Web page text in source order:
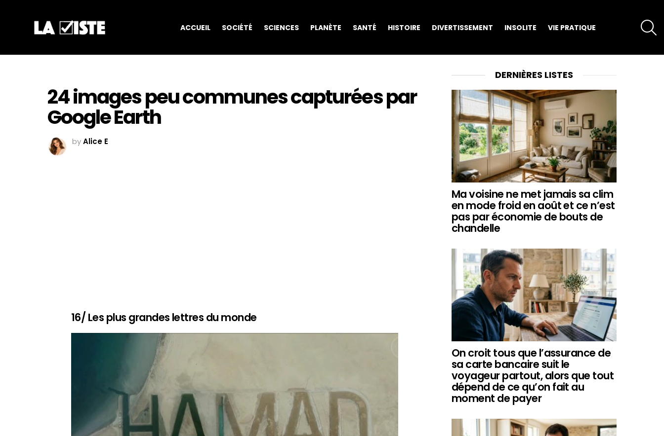
ACCUEIL SOCIÉTÉ SCIENCES PLANÈTE SANTÉ HISTOIRE DIVERTISSEMENT INSOLITE VIE PRATIQUE
24 images peu communes capturées par
Google Earth
byAlice E
16/ Les plus grandes lettres du monde
DERNIÈRES LISTES
Ma voisine ne met jamais sa clim
en mode froid en août et ce n’est
pas par économie de bouts de
chandelle
On croit tous que l’assurance de
sa carte bancaire suit le
voyageur partout, alors que tout
dépend de ce qu’on fait au
moment de payer